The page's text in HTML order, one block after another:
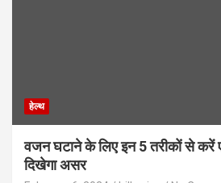
हेल्थ
वजन घटाने के लिए इन 5 तरीकों से करें
दिखेगा असर